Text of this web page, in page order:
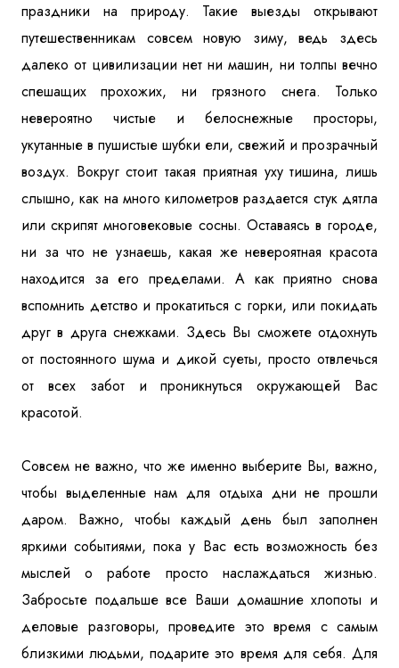
праздники на природу. Такие выезды открывают
путешественникам совсем новую зиму, ведь здесь
далеко от цивилизации нет ни машин, ни толпы вечно
спешащих прохожих, ни грязного снега. Только
невероятно чистые и белоснежные просторы,
укутанные в пушистые шубки ели, свежий и прозрачный
воздух. Вокруг стоит такая приятная уху тишина, лишь
слышно, как на много километров раздается стук дятла
или скрипят многовековые сосны. Оставаясь в городе,
ни за что не узнаешь, какая же невероятная красота
находится за его пределами. А как приятно снова
вспомнить детство и прокатиться с горки, или покидать
друг в друга снежками. Здесь Вы сможете отдохнуть
от постоянного шума и дикой суеты, просто отвлечься
от всех забот и проникнуться окружающей Вас
красотой.
Совсем не важно, что же именно выберите Вы, важно,
чтобы выделенные нам для отдыха дни не прошли
даром. Важно, чтобы каждый день был заполнен
яркими событиями, пока у Вас есть возможность без
мыслей о работе просто наслаждаться жизнью.
Забросьте подальше все Ваши домашние хлопоты и
деловые разговоры, проведите это время с самым
близкими людьми, подарите это время для себя. Для